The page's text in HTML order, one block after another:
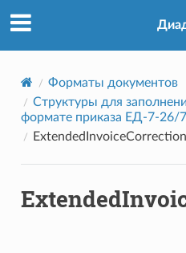
Форматы документов
Структуры для
формате приказа ЕД-7-26/